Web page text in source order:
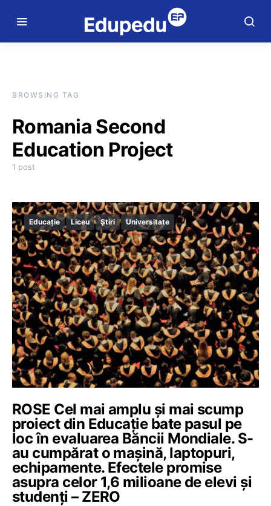
BROWSING TAG
Romania Second
Education Project
1 post
Educație Liceu Știri Universitate
ROSE Cel mai amplu și mai scump
proiect din Educație bate pasul pe
loc în evaluarea Băncii Mondiale. S-
au cumpărat o mașină, laptopuri,
echipamente. Efectele promise
asupra celor 1,6 milioane de elevi și
studenți – ZERO